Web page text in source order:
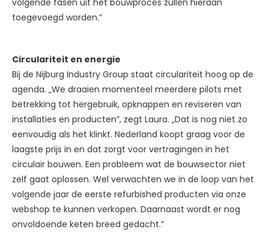
volgende fasen uit het bouwproces zullen hieraan
toegevoegd worden.”
Circulariteit en energie
Bij de Nijburg Industry Group staat circulariteit hoog op de
agenda. „We draaien momenteel meerdere pilots met
betrekking tot hergebruik, opknappen en reviseren van
installaties en producten”, zegt Laura. „Dat is nog niet zo
eenvoudig als het klinkt. Nederland koopt graag voor de
laagste prijs in en dat zorgt voor vertragingen in het
circulair bouwen. Een probleem wat de bouwsector niet
zelf gaat oplossen. Wel verwachten we in de loop van het
volgende jaar de eerste refurbished producten via onze
webshop te kunnen verkopen. Daarnaast wordt er nog
onvoldoende keten breed gedacht.”